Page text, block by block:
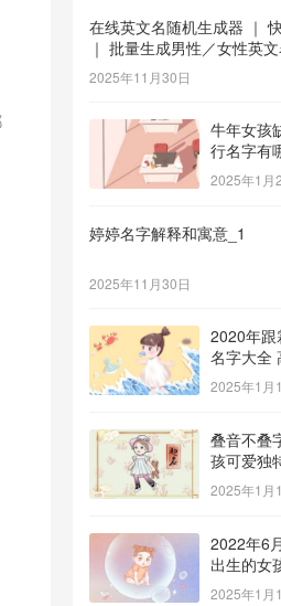
在线英文名随机生成器 ｜
｜ 批量生成男性／女性英
具 _1
2025年11月30日
牛年女孩
行名字有
2025年1月
婷婷名字解释和寓意_1
2025年11月30日
2020年跟
名字大全
2025年1月
叠音不叠
孩可爱独
2025年1月
2022年6
出生的女
金的名字
2025年1月